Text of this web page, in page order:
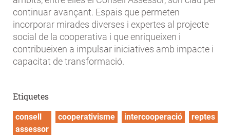
continuar avançant. Espais que permeten
incorporar mirades diverses i expertes al projecte
social de la cooperativa i que enriqueixen i
contribueixen a impulsar iniciatives amb impacte i
capacitat de transformació.
Etiquetes
consell
assessor
cooperativisme intercooperació reptes